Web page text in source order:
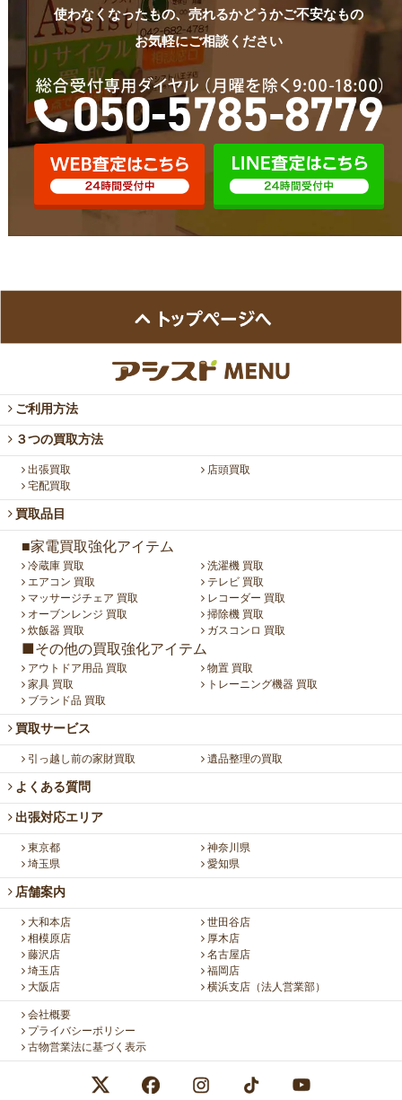
使わなくなったもの、売れるかどうかご不安なもの
お気軽にご相談ください
ご利用方法
３つの買取方法
出張買取
店頭買取
宅配買取
買取品目
■家電買取強化アイテム
冷蔵庫 買取
洗濯機 買取
エアコン 買取
テレビ 買取
マッサージチェア 買取
レコーダー 買取
オーブンレンジ 買取
掃除機 買取
炊飯器 買取
ガスコンロ 買取
■その他の買取強化アイテム
アウトドア用品 買取
物置 買取
家具 買取
トレーニング機器 買取
ブランド品 買取
買取サービス
引っ越し前の家財買取 遺品整理の買取
よくある質問
出張対応エリア
東京都
神奈川県
埼玉県
愛知県
店舗案内
大和本店
世田谷店
相模原店
厚木店
藤沢店
名古屋店
埼玉店
福岡店
大阪店
横浜支店（法人営業部）
会社概要
プライバシーポリシー
古物営業法に基づく表示